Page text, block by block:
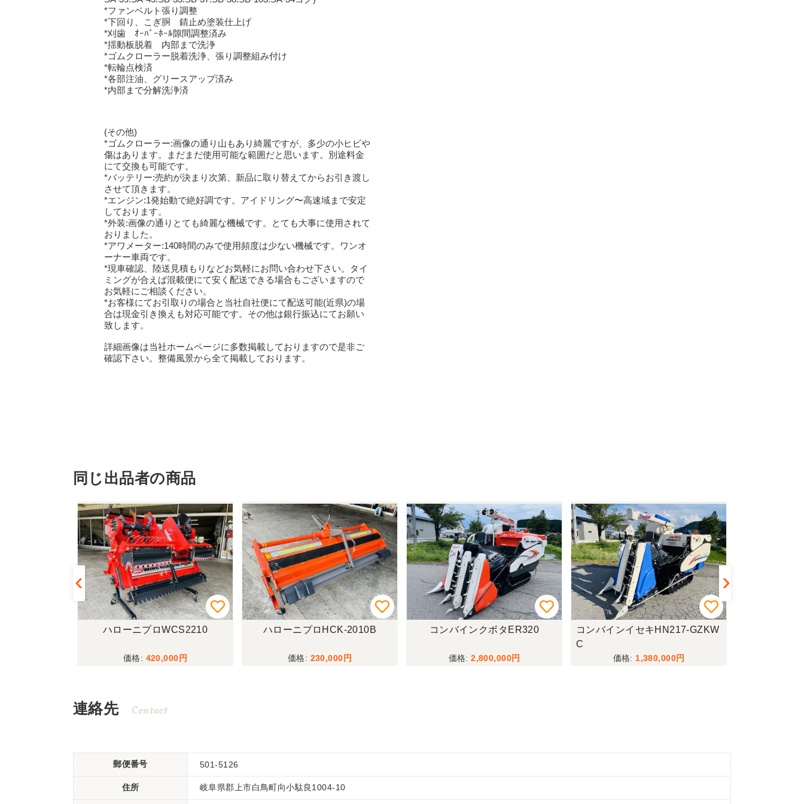
*ファンベルト張り調整
*下回り、こぎ胴 錆止め塗装仕上げ
*刈歯 ｵｰﾊﾞｰﾎｰﾙ隙間調整済み
*揺動板脱着 内部まで洗浄
*ゴムクローラー脱着洗浄、張り調整組み付け
*転輪点検済
*各部注油、グリースアップ済み
*内部まで分解洗浄済
(その他)
*ゴムクローラー:画像の通り山もあり綺麗ですが、多少の小ヒビや
傷はあります。まだまだ使用可能な範囲だと思います。別途料金
にて交換も可能です。
*バッテリー:売約が決まり次第、新品に取り替えてからお引き渡し
させて頂きます。
*エンジン:1発始動で絶好調です。アイドリング〜高速域まで安定
しております。
*外装:画像の通りとても綺麗な機械です。とても大事に使用されて
おりました。
*アワメーター:140時間のみで使用頻度は少ない機械です。ワンオ
ーナー車両です。
*現車確認、陸送見積もりなどお気軽にお問い合わせ下さい。タイ
ミングが合えば混載便にて安く配送できる場合もございますので
お気軽にご相談ください。
*お客様にてお引取りの場合と当社自社便にて配送可能(近県)の場
合は現金引き換えも対応可能です。その他は銀行振込にてお願い
致します。
詳細画像は当社ホームページに多数掲載しておりますので是非ご
確認下さい。整備風景から全て掲載しております。
同じ出品者の商品
ハローニプロWCS2210
420,000
ハローニプロHCK-2010B
230,000
コンバインクボタER320
2,800,000
コンバインイセキHN217-GZKW
C
1,380,000
連絡先 Contact
郵便番号 501-5126
住所 岐阜県郡上市白鳥町向小駄良1004-10